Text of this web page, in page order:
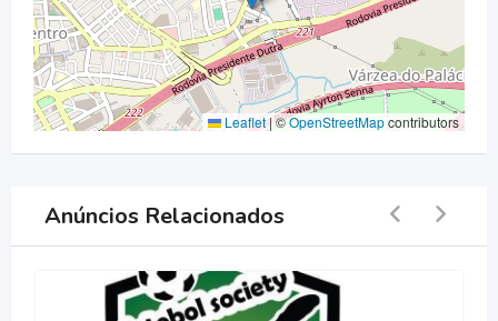
Leaflet|©OpenStreetMapcontributors
Anúncios Relacionados